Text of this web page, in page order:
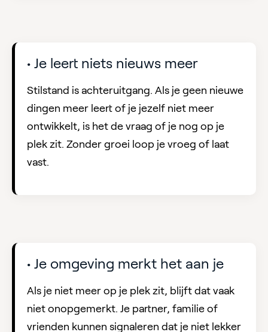
• Je leert niets nieuws meer
Stilstand is achteruitgang. Als je geen nieuwe
dingen meer leert of je jezelf niet meer
ontwikkelt, is het de vraag of je nog op je
plek zit. Zonder groei loop je vroeg of laat
vast.
• Je omgeving merkt het aan je
Als je niet meer op je plek zit, blijft dat vaak
niet onopgemerkt. Je partner, familie of
vrienden kunnen signaleren dat je niet lekker